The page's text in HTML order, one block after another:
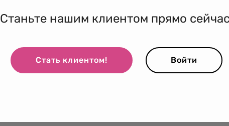
Станьте нашим клиентом прямо
Стать клиентом! Войти